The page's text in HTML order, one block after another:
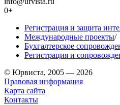
0+
Регистрация и защита
Международные проекты/
Бухгалтерское
Регистрация и
© Юрвиста, 2005 — 2026
Правовая информация
Карта сайта
Контакты